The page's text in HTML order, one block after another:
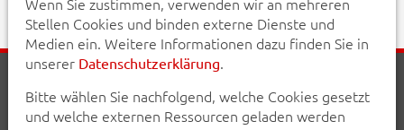
Inhalt
Erklärung zur Barrierefreiheit
Stellen Cookies und binden externe Dienste und
Medien ein. Weitere Informationen dazu finden Sie in
unserer Datenschutzerklärung.
Bitte wählen Sie nachfolgend, welche Cookies gesetzt
und welche externen Ressourcen geladen werden